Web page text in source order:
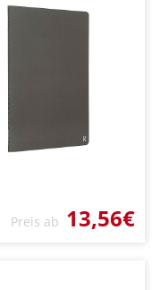
Preis ab 13,56€